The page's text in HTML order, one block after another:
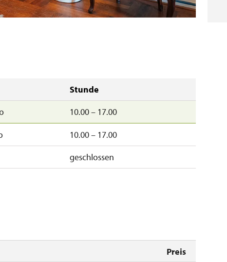
Stunde
10.00 – 17.00
10.00 – 17.00
geschlossen
Preis